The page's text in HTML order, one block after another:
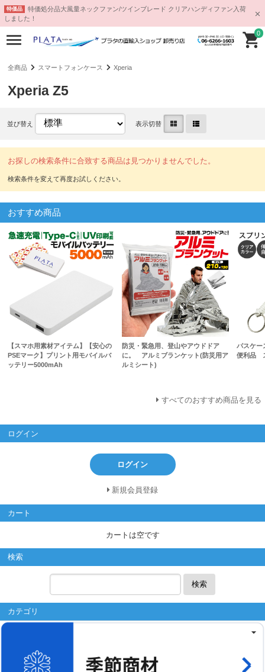
特価品
特価処分品大風量ネックファン/ツインブレード クリアハンディファン入荷
しました！
0
全商品 スマートフォンケース Xperia
Xperia Z5
並び替え 表示切替
お探しの検索条件に合致する商品は見つかりませんでした。
おすすめ商品
【スマホ用素材アイテム】【安心の
PSEマーク】プリント用モバイルバ
ッテリー5000mAh
防災・緊急用、登山やアウドドア
に。 アルミブランケット(防災用ア
ルミシート)
パスケー
便利品
すべてのおすすめ商品を見る
ログイン
ログイン
新規会員登録
カート
カートは空です
検索
検索
カテゴリ